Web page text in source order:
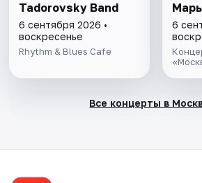
Tadorovsky Band
6 сентября 2026 •
воскресенье
Rhythm & Blues Cafe
6
Все концерты в